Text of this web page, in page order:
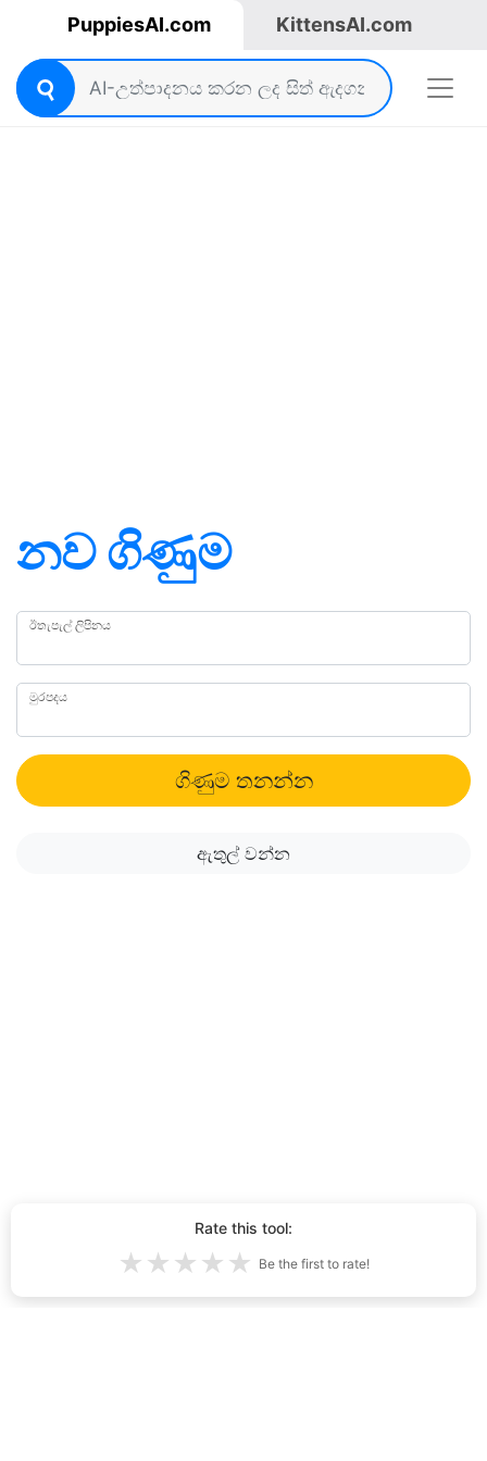
PuppiesAI.com KittensAI.com
නව ගිණුම
ඊතැපැල් ලිපිනය
මුරපදය
ගිණුම තනන්න
ඇතුල් වන්න
Rate this tool:
★ ★ ★ ★ ★ Be the first to rate!